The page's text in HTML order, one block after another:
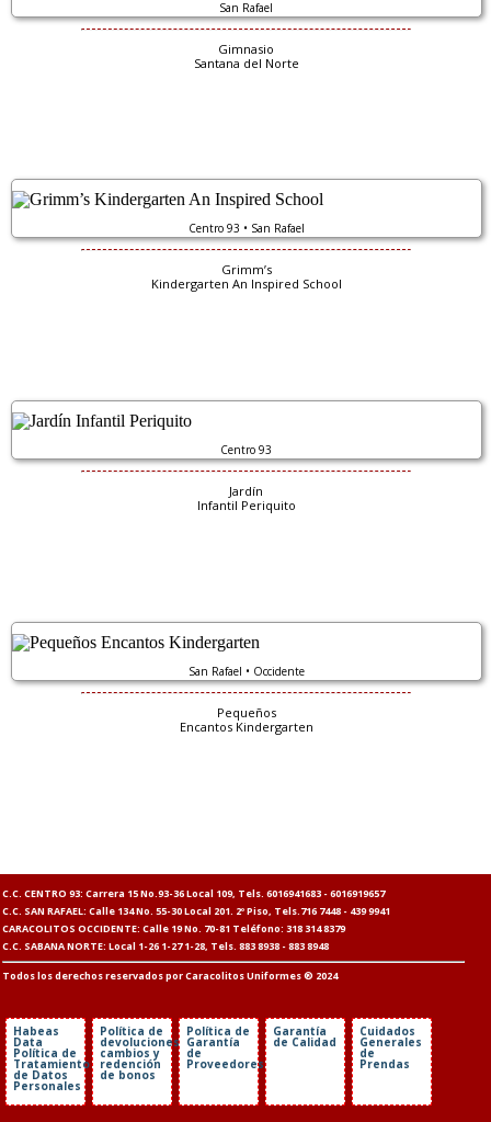
San Rafael
Gimnasio
Santana del Norte
Centro 93 • San Rafael
Grimm’s
Kindergarten An Inspired School
Centro 93
Jardín
Infantil Periquito
San Rafael • Occidente
Pequeños
Encantos Kindergarten
C.C. CENTRO 93: Carrera 15 No.93-36 Local 109, Tels. 6016941683 - 6016919657
C.C. SAN RAFAEL: Calle 134 No. 55-30 Local 201. 2º Piso, Tels.716 7448 - 439 9941
CARACOLITOS OCCIDENTE: Calle 19 No. 70-81 Teléfono: 318 314 8379
C.C. SABANA NORTE: Local 1-26 1-27 1-28, Tels. 883 8938 - 883 8948
Todos los derechos reservados por Caracolitos Uniformes ® 2024
Habeas
Data
Política de
Tratamiento
de Datos
Personales
Política de
devoluciones,
cambios y
redención
de bonos
Política de
Garantía
de
Proveedores
Garantía
de Calidad
Cuidados
Generales
de
Prendas